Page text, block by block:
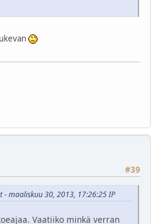
#39
- maaliskuu 30, 2013, 17:26:25 IP
Vaatiiko minkä verran